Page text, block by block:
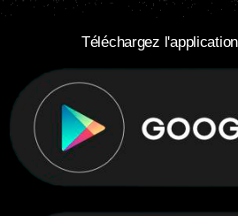
Téléchargez